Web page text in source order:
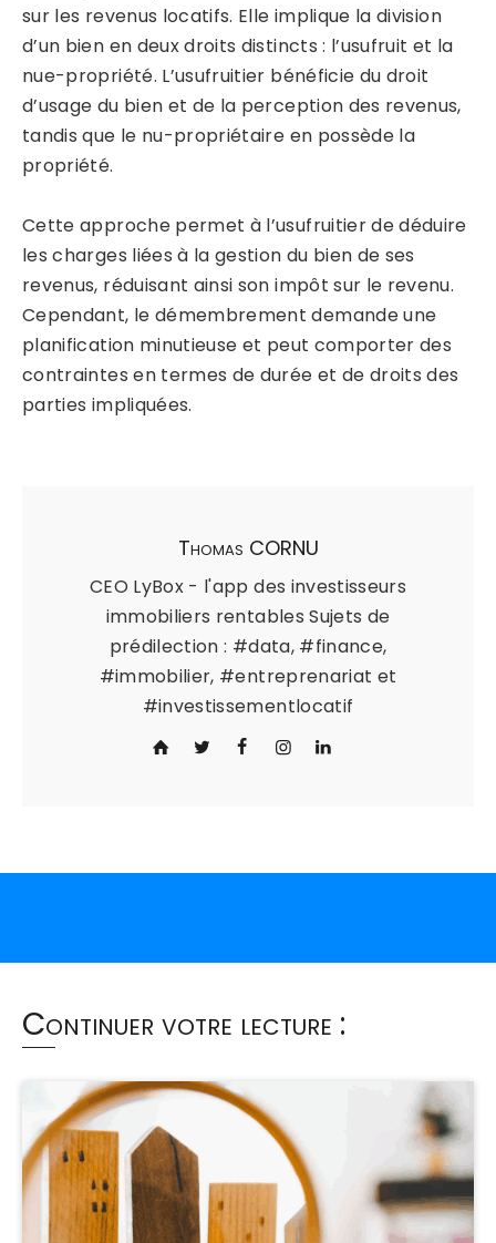
sur les revenus locatifs. Elle implique la division
d’un bien en deux droits distincts : l’usufruit et la
nue-propriété. L’usufruitier bénéficie du droit
d’usage du bien et de la perception des revenus,
tandis que le nu-propriétaire en possède la
propriété.
Cette approche permet à l’usufruitier de déduire
les charges liées à la gestion du bien de ses
revenus, réduisant ainsi son impôt sur le revenu.
Cependant, le démembrement demande une
planification minutieuse et peut comporter des
contraintes en termes de durée et de droits des
parties impliquées.
Thomas CORNU
CEO LyBox - l'app des investisseurs
immobiliers rentables Sujets de
prédilection : #data, #finance,
#immobilier, #entreprenariat et
#investissementlocatif
Continuer votre lecture :